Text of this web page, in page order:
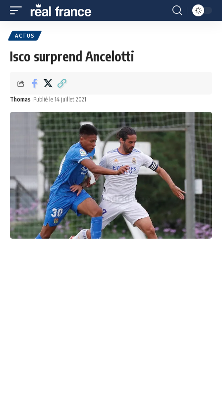
ACTUS
Isco surprend Ancelotti
Thomas Publié le 14 juillet 2021